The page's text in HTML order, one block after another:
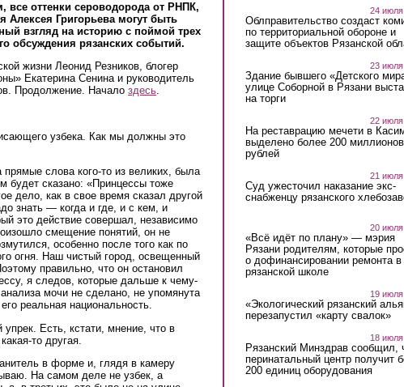
все оттенки сероводорода от РНПК,
Алексея Григорьева могут быть
взгляд на историю с поймой трех
обсуждения рязанских событий.
жизни Леонид Резников, блогер
Екатерина Сенина и руководитель
Продолжение. Начало здесь.
узбека. Как мы должны это
слова кого-то из великих, была
будет сказано: «Принцессы тоже
дело, как в свое время сказал другой
знать — когда и где, и с кем, и
это действие совершал, независимо
смещение понятий, он не
особенно после того как по
огня. Наш чистый город, освещенный
правильно, что он остановил
я следов, которые дальше к чему-
мочи не сделано, не упомянута
реальная национальность.
Есть, кстати, мнение, что в
то другая.
в форме и, глядя в камеру
На самом деле не узбек, а
24
Облправительство создаст
по территориальной обороне и
защите объектов Рязанской
23 июля
Здание бывшего «Детского
улице Соборной в Рязани
на торги
22
На реставрацию мечети в
выделено более 200 миллионов
рублей
21
Суд ужесточил наказание экс-
снабженцу рязанского
20
«Всё идёт по плану» — мэрия
Рязани родителям, которые
о дофинансировании ремонта в
рязанской школе
19
«Экологический рязанский
перезапустил «карту свалок»
18
Рязанский Минздрав сообщил,
перинатальный центр получит
200 единиц оборудования